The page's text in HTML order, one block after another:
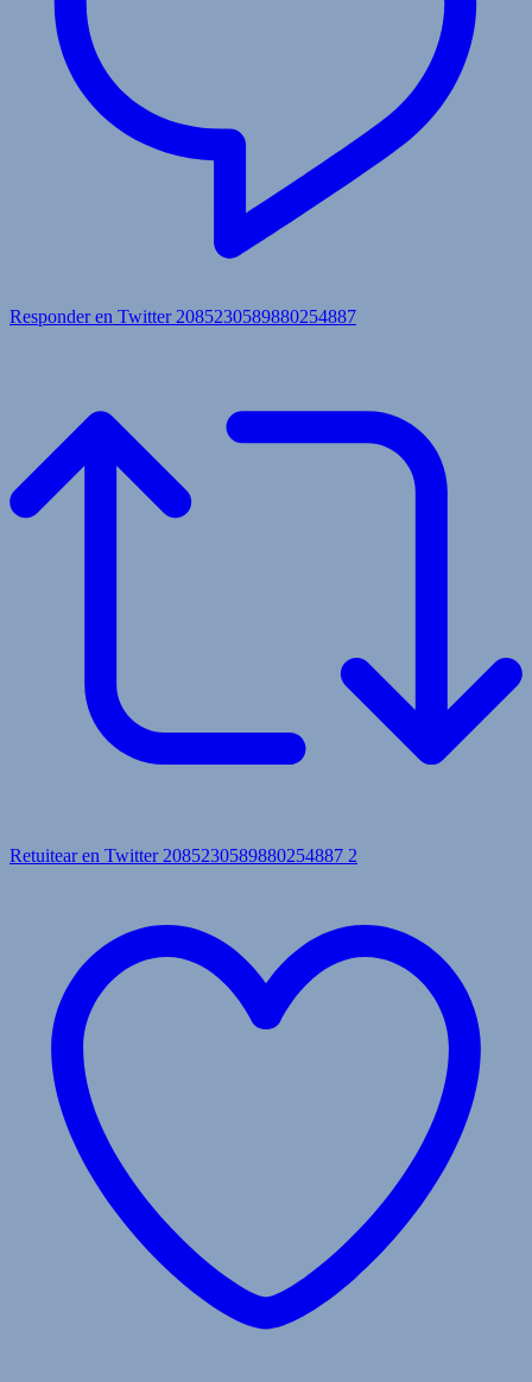
Responder en Twitter 2085230589880254887
Retuitear en Twitter 2085230589880254887 2